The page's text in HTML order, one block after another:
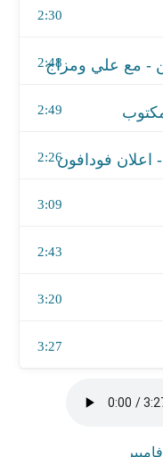
2:30
2:48
2:49
2:26
3:09
2:43
3:20
3:27